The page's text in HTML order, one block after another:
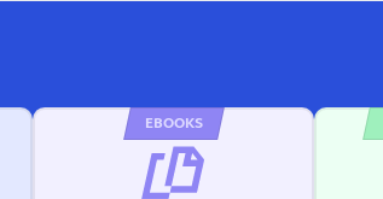
EBOOKS